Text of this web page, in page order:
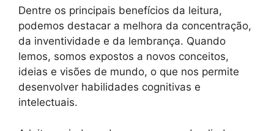
Dentre os principais benefícios da leitura,
podemos destacar a melhora da concentração,
da inventividade e da lembrança. Quando
lemos, somos expostos a novos conceitos,
ideias e visões de mundo, o que nos permite
desenvolver habilidades cognitivas e
intelectuais.